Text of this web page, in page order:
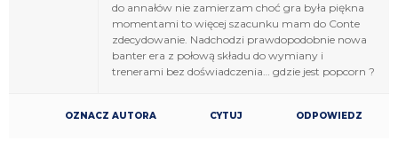
do annałów nie zamierzam choć gra była piękna
momentami to więcej szacunku mam do Conte
zdecydowanie. Nadchodzi prawdopodobnie nowa
banter era z połową składu do wymiany i
trenerami bez doświadczenia… gdzie jest popcorn ?
OZNACZ AUTORA CYTUJ ODPOWIEDZ